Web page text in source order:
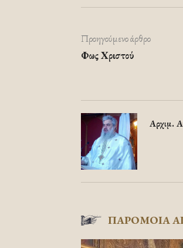
Προηγούμενο άρθρο
Φως Χριστού
Αρχιμ.
ΠΑΡΟΜΟΙΑ